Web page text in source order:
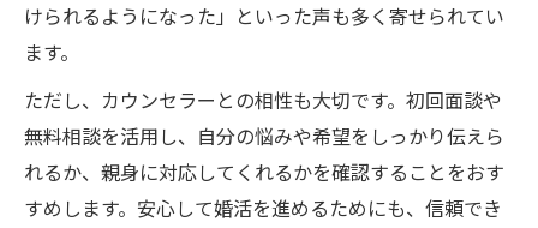
けられるようになった」といった声も多く寄せられてい
ます。
ただし、カウンセラーとの相性も大切です。初回面談や
無料相談を活用し、自分の悩みや希望をしっかり伝えら
れるか、親身に対応してくれるかを確認することをおす
すめします。安心して婚活を進めるためにも、信頼でき